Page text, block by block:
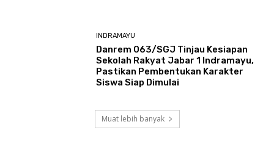
INDRAMAYU
Danrem 063/SGJ Tinjau Kesiapan
Sekolah Rakyat Jabar 1 Indramayu,
Pastikan Pembentukan Karakter
Siswa Siap Dimulai
Muat lebih banyak